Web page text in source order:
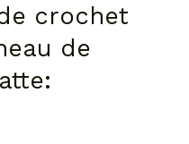
crochet
de